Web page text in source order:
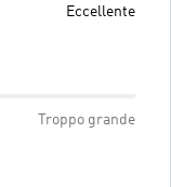
Eccellente
Troppo grande